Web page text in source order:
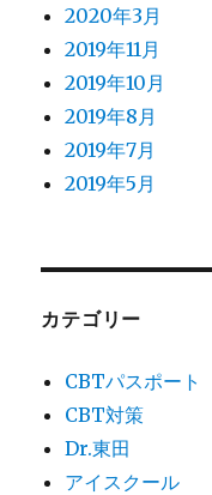
2020年3月
2019年11月
2019年10月
2019年8月
2019年7月
2019年5月
カテゴリー
CBTパスポート
CBT対策
Dr.東田
アイスクール